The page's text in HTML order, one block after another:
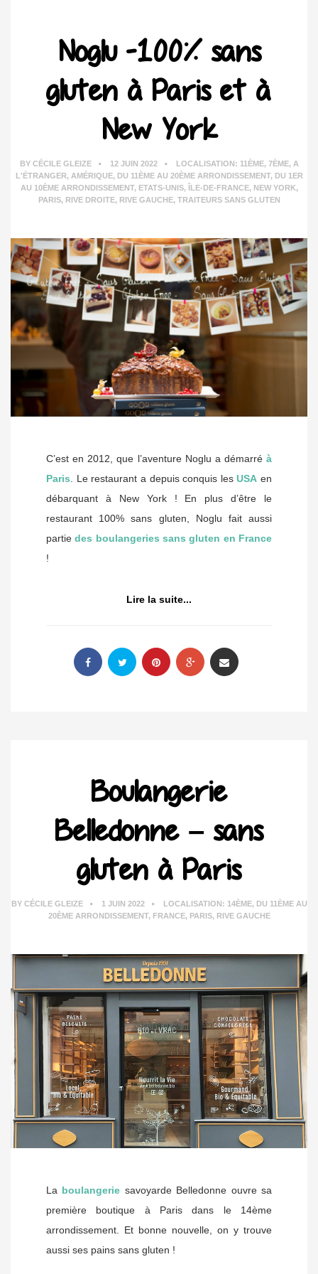
Noglu -100% sans
gluten à Paris et à
New York
BY CÉCILE GLEIZE 12 JUIN 2022 LOCALISATION: 11ÈME, 7ÈME, A
L'ÉTRANGER, AMÉRIQUE, DU 11ÈME AU 20ÈME ARRONDISSEMENT, DU 1ER
AU 10ÈME ARRONDISSEMENT, ETATS-UNIS, ÎLE-DE-FRANCE, NEW YORK,
PARIS, RIVE DROITE, RIVE GAUCHE, TRAITEURS SANS GLUTEN
C’est en 2012, que l’aventure Noglu a démarré à
Paris . Le restaurant a depuis conquis lesUSA en
débarquant à New York ! En plus d’être le
restaurant 100% sans gluten, Noglu fait aussi
partiedes boulangeries sans gluten en France
!
Lire la suite...
Boulangerie
Belledonne – sans
gluten à Paris
BY CÉCILE GLEIZE 1 JUIN 2022 LOCALISATION: 14ÈME, DU 11ÈME AU
20ÈME ARRONDISSEMENT, FRANCE, PARIS, RIVE GAUCHE
La boulangerie savoyarde Belledonne ouvre sa
première boutique à Paris dans le 14ème
arrondissement. Et bonne nouvelle, on y trouve
aussi ses pains sans gluten !